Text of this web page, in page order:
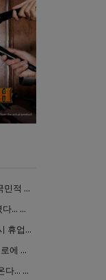
외신들도 주목한 한국축구 파문…”국민적 공분에 수사 재개”
선셋 블루버드 광고판 위에 ‘집’ 차렸다… 넷플릭스 영화 홍보 이색 퍼포먼스
헐리우드 선셋 블루버드 칙필레 임시 휴업… 공사장 담장은 낙서로 뒤덮여
헐리우드힐스서 상수도관 파열… 도로에 물 쏟아져 주민 약 100명 피해
극장가 부활에 역사적 극장도 돌아온다… 웨스트우드 ‘브루인 극장’ 10월 재개장 추진